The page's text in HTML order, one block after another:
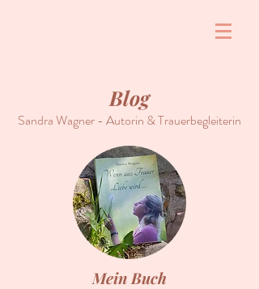
Blog
Sandra Wagner - Autorin & Trauerbegleiterin
Mein Buch